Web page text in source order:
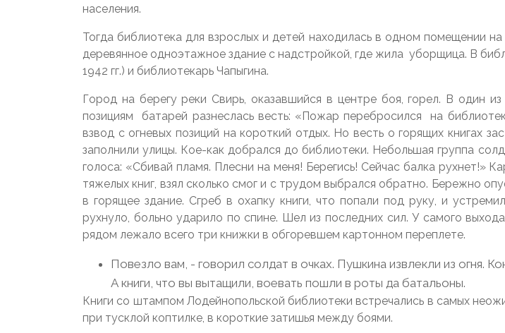
населения.
Тогда библиотека для взрослых и детей находилась в одном помещении
деревянное одноэтажное здание с надстройкой, где жила уборщица. В
1942 гг.) и библиотекарь Чапыгина.
Город на берегу реки Свирь, оказавшийся в центре боя, горел. В один
позициям батарей разнеслась весть: «Пожар перебросился на
взвод с огневых позиций на короткий отдых. Но весть о горящих книгах
заполнили улицы. Кое-как добрался до библиотеки. Небольшая группа
голоса: «Сбивай пламя. Плесни на меня! Берегись! Сейчас балка рухнет!»
тяжелых книг, взял сколько смог и с трудом выбрался обратно. Бережно
в горящее здание. Сгреб в охапку книги, что попали под руку, и
рухнуло, больно ударило по спине. Шел из последних сил. У самого
рядом лежало всего три книжки в обгоревшем картонном переплете.
Повезло вам, - говорил солдат в очках. Пушкина извлекли из огня.
А книги, что вы вытащили, воевать пошли в роты да батальоны.
Книги со штампом Лодейнопольской библиотеки встречались в самых
при тусклой коптилке, в короткие затишья между боями.